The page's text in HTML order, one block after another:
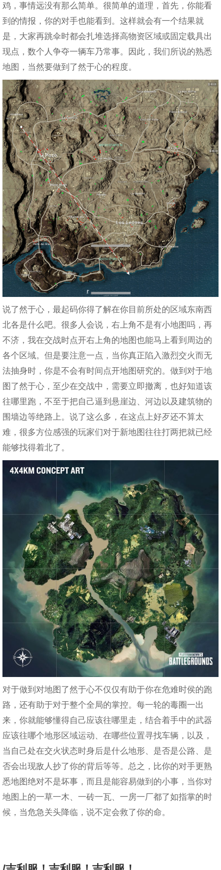
鸡，事情远没有那么简单。很简单的道理，首先，你能看
到的情报，你的对手也能看到。这样就会有一个结果就
是，大家再跳伞时都会扎堆选择高物资区域或固定载具出
现点，数个人争夺一辆车乃常事。因此，我们所说的熟悉
地图，当然要做到了然于心的程度。
说了然于心，最起码你得了解在你目前所处的区域东南西
北各是什么吧。很多人会说，右上角不是有小地图吗，再
不济，我在交战时点开右上角的地图也能马上看到周边的
各个区域。但是要注意一点，当你真正陷入激烈交火而无
法抽身时，你是不会有时间点开地图研究的。做到对于地
图了然于心，至少在交战中，需要立即撤离，也好知道该
往哪里跑，不至于把自己逼到悬崖边、河边以及建筑物的
围墙边等绝路上。说了这么多，在这点上好歹还不算太
难，很多方位感强的玩家们对于新地图往往打两把就已经
能够找得着北了。
对于做到对地图了然于心不仅仅有助于你在危难时侯的跑
路，还有助于对于整个全局的掌控。每一轮的毒圈一出
来，你就能够懂得自己应该往哪里走，结合着手中的武器
应该往哪个地形区域运动、在哪些位置寻找车辆，以及，
当自己处在交火状态时身后是什么地形、是否是公路、是
否会出现敌人抄了你的背后等等。总之，比你的对手更熟
悉地图绝对不是坏事，而且是能容易做到的小事，当你对
地图上的一草一木、一砖一瓦、一房一厂都了如指掌的时
候，当危急关头降临，说不定会救了你的命。